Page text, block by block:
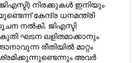
നിരക്കുകൾ ഇനിയും
കേന്ദ്ര ധനമന്ത്രി
നൽകി. ജിഎസ്ടി
ഘടന ലളിതമാക്കാനും
രീതിയിൽ മാറ്റം
അവർ